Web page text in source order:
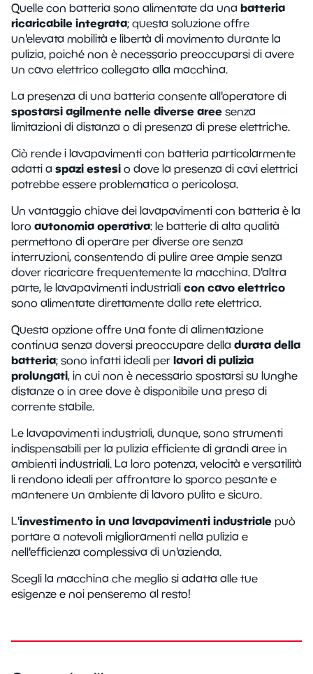
Quelle con batteria sono alimentate da una batteria
ricaricabile integrata; questa soluzione offre
un'elevata mobilità e libertà di movimento durante la
pulizia, poiché non è necessario preoccuparsi di avere
un cavo elettrico collegato alla macchina.
La presenza di una batteria consente all'operatore di
spostarsi agilmente nelle diverse aree senza
limitazioni di distanza o di presenza di prese elettriche.
Ciò rende i lavapavimenti con batteria particolarmente
adatti a spazi estesi o dove la presenza di cavi elettrici
potrebbe essere problematica o pericolosa.
Un vantaggio chiave dei lavapavimenti con batteria è la
loro autonomia operativa: le batterie di alta qualità
permettono di operare per diverse ore senza
interruzioni, consentendo di pulire aree ampie senza
dover ricaricare frequentemente la macchina. D'altra
parte, le lavapavimenti industriali con cavo elettrico
sono alimentate direttamente dalla rete elettrica.
Questa opzione offre una fonte di alimentazione
continua senza doversi preoccupare della durata della
batteria; sono infatti ideali per lavori di pulizia
prolungati, in cui non è necessario spostarsi su lunghe
distanze o in aree dove è disponibile una presa di
corrente stabile.
Le lavapavimenti industriali, dunque, sono strumenti
indispensabili per la pulizia efficiente di grandi aree in
ambienti industriali. La loro potenza, velocità e versatilità
li rendono ideali per affrontare lo sporco pesante e
mantenere un ambiente di lavoro pulito e sicuro.
L'investimento in una lavapavimenti industriale può
portare a notevoli miglioramenti nella pulizia e
nell'efficienza complessiva di un'azienda.
Scegli la macchina che meglio si adatta alle tue
esigenze e noi penseremo al resto!